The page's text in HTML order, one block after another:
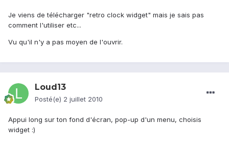
Je viens de télécharger "retro clock widget" mais je sais pas
comment l'utiliser etc...
Vu qu'il n'y a pas moyen de l'ouvrir.
Loud13
Posté(e) 2 juillet 2010
Appui long sur ton fond d'écran, pop-up d'un menu, choisis
widget :)